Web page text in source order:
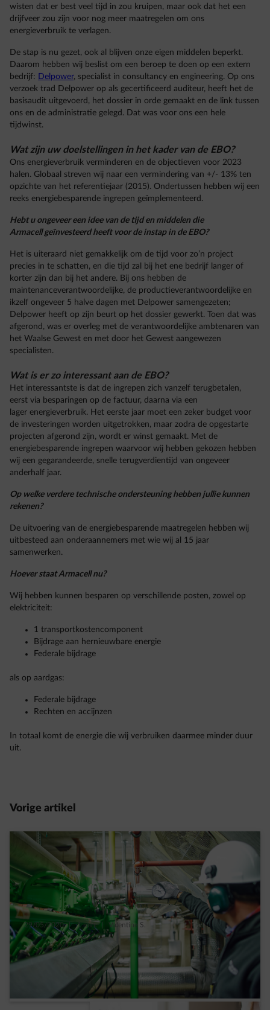
wisten dat er best veel tijd in zou kruipen, maar ook dat het een
drijfveer zou zijn voor nog meer maatregelen om ons
energieverbruik te verlagen.
De stap is nu gezet, ook al blijven onze eigen middelen beperkt.
Daarom hebben wij beslist om een beroep te doen op een extern
bedrijf: Delpower, specialist in consultancy en engineering. Op ons
verzoek trad Delpower op als gecertificeerd auditeur, heeft het de
basisaudit uitgevoerd, het dossier in orde gemaakt en de link tussen
ons en de administratie gelegd. Dat was voor ons een hele
tijdwinst.
Wat zijn uw doelstellingen in het kader van de EBO?
Ons energieverbruik verminderen en de objectieven voor 2023
halen. Globaal streven wij naar een vermindering van +/- 13% ten
opzichte van het referentiejaar (2015). Ondertussen hebben wij een
reeks energiebesparende ingrepen geïmplementeerd.
Hebt u ongeveer een idee van de tijd en middelen die
Armacell geïnvesteerd heeft voor de instap in de EBO?
Het is uiteraard niet gemakkelijk om de tijd voor zo’n project
precies in te schatten, en die tijd zal bij het ene bedrijf langer of
korter zijn dan bij het andere. Bij ons hebben de
maintenanceverantwoordelijke, de productieverantwoordelijke en
ikzelf ongeveer 5 halve dagen met Delpower samengezeten;
Delpower heeft op zijn beurt op het dossier gewerkt. Toen dat was
afgerond, was er overleg met de verantwoordelijke ambtenaren van
het Waalse Gewest en met door het Gewest aangewezen
specialisten.
Wat is er zo interessant aan de EBO?
Het interessantste is dat de ingrepen zich vanzelf terugbetalen,
eerst via besparingen op de factuur, daarna via een
lager energieverbruik. Het eerste jaar moet een zeker budget voor
de investeringen worden uitgetrokken, maar zodra de opgestarte
projecten afgerond zijn, wordt er winst gemaakt. Met de
energiebesparende ingrepen waarvoor wij hebben gekozen hebben
wij een gegarandeerde, snelle terugverdientijd van ongeveer
anderhalf jaar.
Op welke verdere technische ondersteuning hebben jullie kunnen
rekenen?
De uitvoering van de energiebesparende maatregelen hebben wij
uitbesteed aan onderaannemers met wie wij al 15 jaar
samenwerken.
Hoever staat Armacell nu?
Wij hebben kunnen besparen op verschillende posten, zowel op
elektriciteit:
1 transportkostencomponent
Bijdrage aan hernieuwbare energie
Federale bijdrage
als op aardgas:
Federale bijdrage
Rechten en accijnzen
In totaal komt de energie die wij verbruiken daarmee minder duur
uit.
Vorige artikel
29/05/2020 | 1 min. | Valentine S.
Hoe u energie bespaart door uw
mazoutketel te vervangen